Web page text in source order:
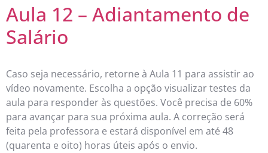
Aula 12 – Adiantamento de
Salário
Caso seja necessário, retorne à Aula 11 para assistir ao
vídeo novamente. Escolha a opção visualizar testes da
aula para responder às questões. Você precisa de 60%
para avançar para sua próxima aula. A correção será
feita pela professora e estará disponível em até 48
(quarenta e oito) horas úteis após o envio.